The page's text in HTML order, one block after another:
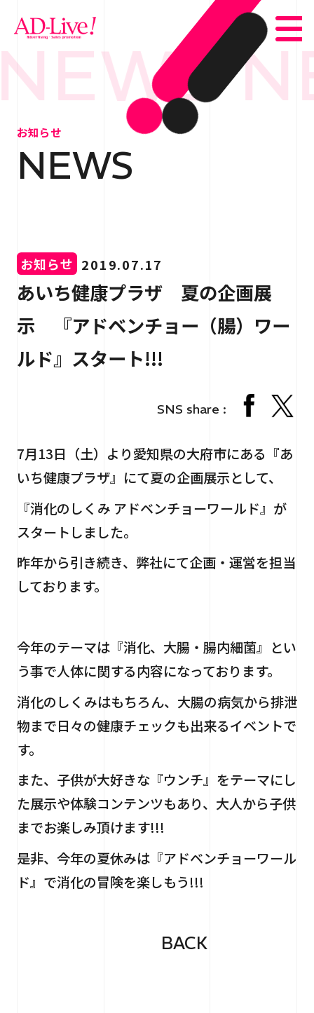
TOP
NEWS お知らせ
WORKS 事例紹介
RECRUIT 採用情報
CONTACT
個人情報保護法
お知らせ
NEWS
お知らせ 2019.07.17
あいち健康プラザ 夏の企画展
示 『アドベンチョー（腸）ワー
ルド』スタート!!!
SNS share :
7月13日（土）より愛知県の大府市にある『あ
いち健康プラザ』にて夏の企画展示として、
『消化のしくみ アドベンチョーワールド』が
スタートしました。
昨年から引き続き、弊社にて企画・運営を担当
しております。
今年のテーマは『消化、大腸・腸内細菌』とい
う事で人体に関する内容になっております。
消化のしくみはもちろん、大腸の病気から排泄
物まで日々の健康チェックも出来るイベントで
す。
また、子供が大好きな『ウンチ』をテーマにし
た展示や体験コンテンツもあり、大人から子供
までお楽しみ頂けます!!!
是非、今年の夏休みは『アドベンチョーワール
ド』で消化の冒険を楽しもう!!!
BACK